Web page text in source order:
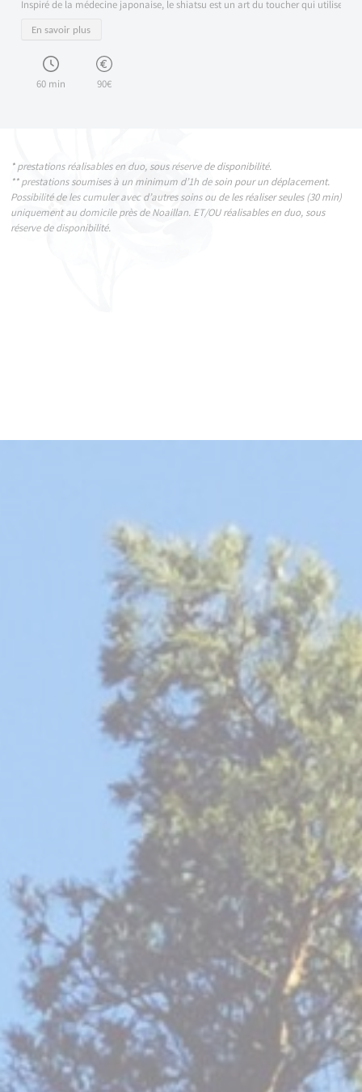
Inspiré de la médecine japonaise, le shiatsu est un art du toucher qui utilise
En savoir plus
60 min 90€
* prestations réalisables en duo, sous réserve de disponibilité.
** prestations soumises à un minimum d’1h de soin pour un déplacement.
Possibilité de les cumuler avec d’autres soins ou de les réaliser seules (30 min)
uniquement au domicile près de Noaillan. ET/OU réalisables en duo, sous
réserve de disponibilité.